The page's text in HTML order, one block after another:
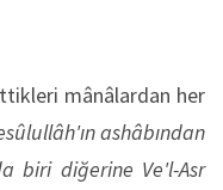
mânâlardan her
ashâbından
biri diğerine Ve'l-Asr